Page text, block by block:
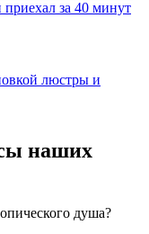
за 40 минут
люстры и
наших
душа?